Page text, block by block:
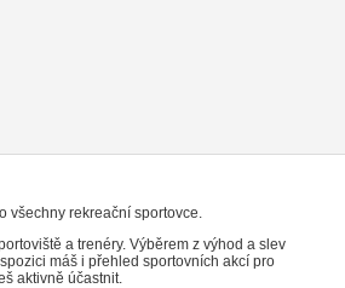
všechny rekreační sportovce.
a trenéry. Výběrem z výhod a slev
máš i přehled sportovních akcí pro
aktivně účastnit.